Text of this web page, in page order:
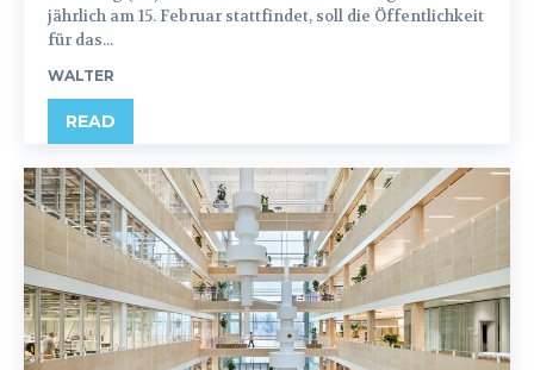
jährlich am 15. Februar stattfindet, soll die Öffentlichkeit
für das...
WALTER
READ